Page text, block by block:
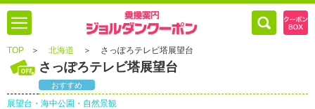
TOP ＞ 北海道 ＞ さっぽろテレビ塔展望台
さっぽろテレビ塔展望台
おすすめ
展望台・海中公園・自然景観